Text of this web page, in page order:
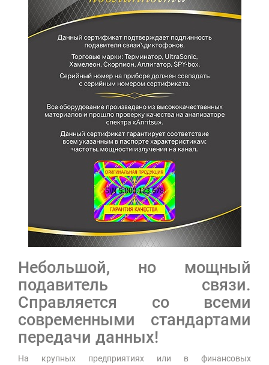
Небольшой, но мощный
подавитель связи.
Справляется со всеми
современными стандартами
передачи данных!
На крупных предприятиях или в финансовых